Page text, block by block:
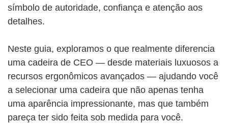
símbolo de autoridade, confiança e atenção aos
detalhes.
Neste guia, exploramos o que realmente diferencia
uma cadeira de CEO — desde materiais luxuosos a
recursos ergonômicos avançados — ajudando você
a selecionar uma cadeira que não apenas tenha
uma aparência impressionante, mas que também
pareça ter sido feita sob medida para você.